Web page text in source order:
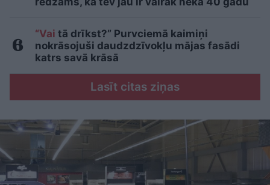
“Vai tā drīkst?” Purvciemā kaimiņi
nokrāsojuši daudzdzīvokļu mājas fasādi
katrs savā krāsā
Lasīt citas ziņas